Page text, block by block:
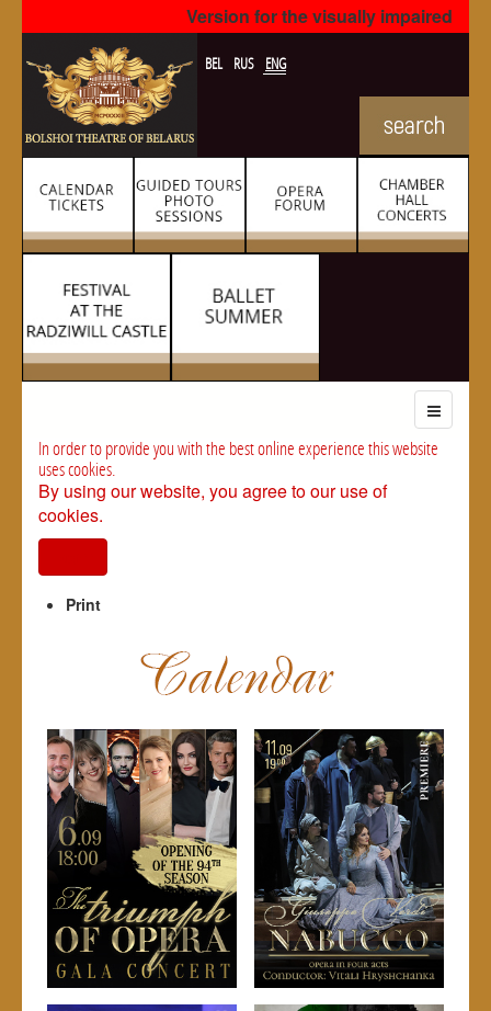
Version for the visually impaired
BEL RUS ENG
In order to provide you with the best online experience this website
uses cookies.
By using our website, you agree to our use of
cookies.
Print